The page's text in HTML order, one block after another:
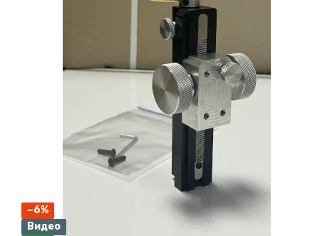
−6%
Видео